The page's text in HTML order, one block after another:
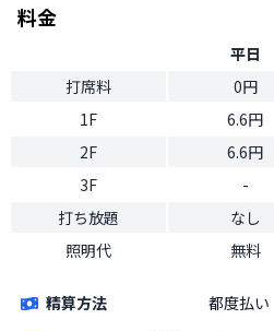
料金
平日
打席料
0円
1F
6.6円
2F
6.6円
3F
-
打ち放題
なし
照明代
無料
精算方法
都度払い